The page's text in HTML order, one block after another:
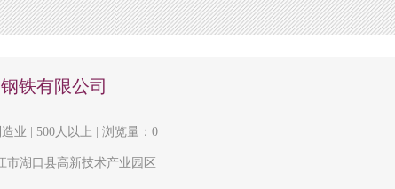
铁有限公司
业 | 500人以上 | 浏览量：0
市湖口县高新技术产业园区